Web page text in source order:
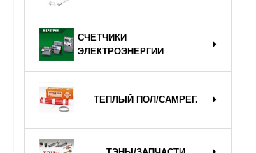
СЧЕТЧИКИ
ЭЛЕКТРОЭНЕРГИИ
ТЕПЛЫЙ ПОЛ/САМРЕГ.